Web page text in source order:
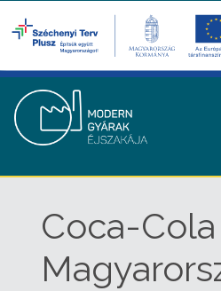
Coca-